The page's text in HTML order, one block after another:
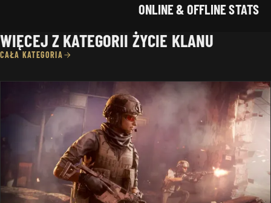
ONLINE & OFFLINE STATS
WIĘCEJ Z KATEGORII ŻYCIE KLANU
CAŁA KATEGORIA